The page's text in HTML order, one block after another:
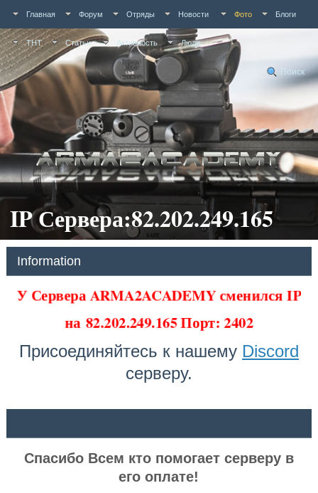
Главная Форум Отряды Новости Фото Блоги
ТНТ Статьи Активность Люди
Поиск
IP Сервера:82.202.249.165
Information
У Сервера ARMA2ACADEMY сменился IP
на82.202.249.165 Порт: 2402
Присоединяйтесь к нашему Discord
серверу.
Спасибо Всем кто помогает серверу в
его оплате!